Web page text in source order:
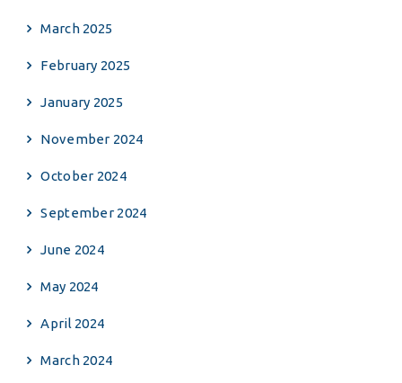
March 2025
February 2025
January 2025
November 2024
October 2024
September 2024
June 2024
May 2024
April 2024
March 2024